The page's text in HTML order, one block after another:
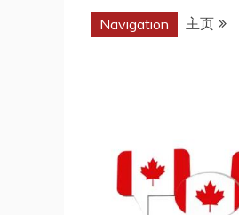
Navigation 主页